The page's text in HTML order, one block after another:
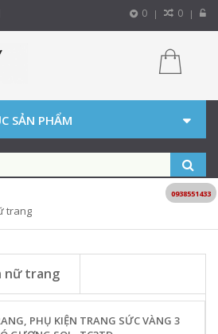
0 0
SẢN PHẨM
trang
nữ trang
PHỤ KIỆN TRANG SỨC VÀNG 3
0938551433